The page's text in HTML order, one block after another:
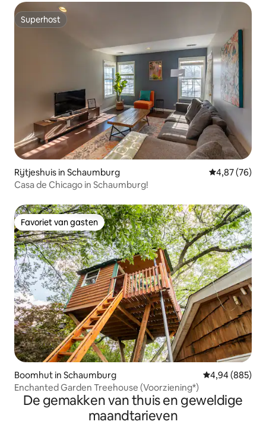
Superhost
Superhost
Rijtjeshuis in Schaumburg Gemiddelde
4,87 (76)
Casa de Chicago in Schaumburg!
Favoriet van gasten
Favoriet van gasten
Boomhut in Schaumburg Gemiddelde
4,94 (885)
Enchanted Garden Treehouse (Voorziening*)
De gemakken van thuis en geweldige
maandtarieven